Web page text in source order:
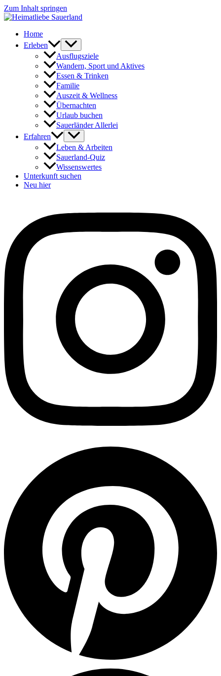
Zum Inhalt springen
Home
Erleben
Ausflugsziele
Wandern, Sport und Aktives
Essen & Trinken
Familie
Auszeit & Wellness
Übernachten
Urlaub buchen
Sauerländer Allerlei
Erfahren
Leben & Arbeiten
Sauerland-Quiz
Wissenswertes
Unterkunft suchen
Neu hier